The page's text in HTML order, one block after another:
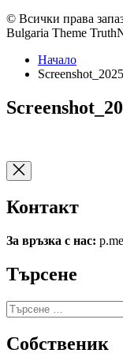
© Всички права
Bulgaria Theme
Начало
Контакт
За връзка с нас:
Търсене
Търсене
за:
Собственик